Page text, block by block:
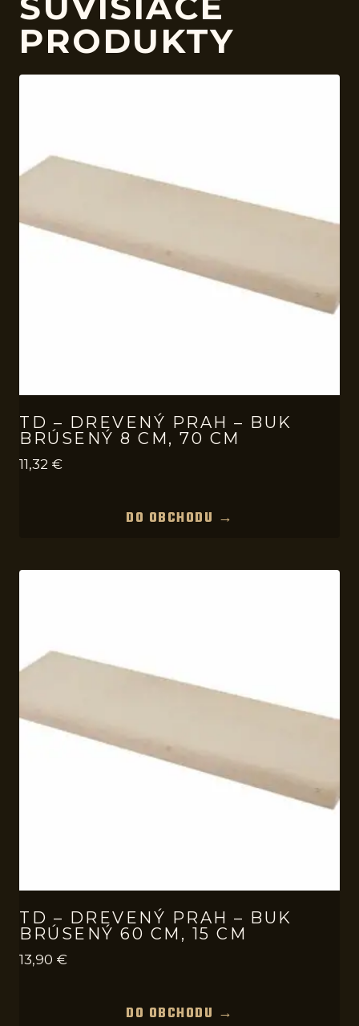
PRODUKTY
TD – DREVENÝ PRAH – BUK
BRÚSENÝ 8 CM, 70 CM
11,32 €
DO OBCHODU →
TD – DREVENÝ PRAH – BUK
BRÚSENÝ 60 CM, 15 CM
13,90 €
DO OBCHODU →